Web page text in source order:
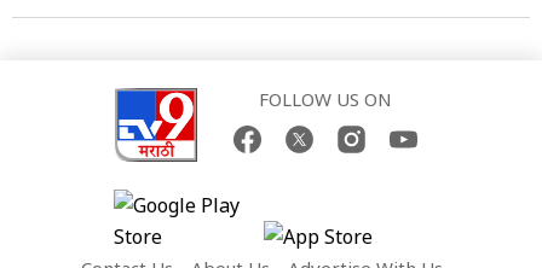
FOLLOW US ON